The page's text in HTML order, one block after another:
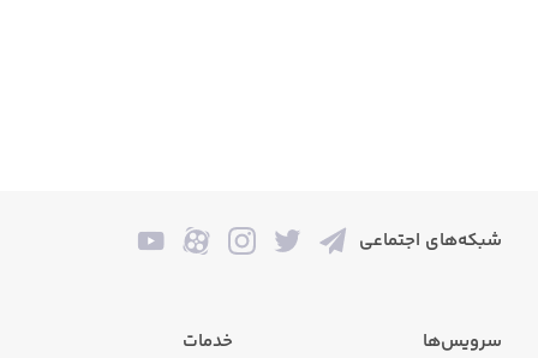
شبکه‌های اجتماعی
سرویس‌ها خدمات